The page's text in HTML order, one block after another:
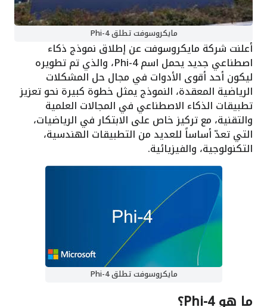
مايكروسوفت تطلق Phi-4
أعلنت شركة مايكروسوفت عن إطلاق نموذج ذكاء
اصطناعي جديد يحمل اسم Phi-4، والذي تم تطويره
ليكون أحد أقوى الأدوات في مجال حل المشكلات
الرياضية المعقدة، النموذج يمثل خطوة كبيرة نحو تعزيز
تطبيقات الذكاء الاصطناعي في المجالات العلمية
والتقنية، مع تركيز خاص على الابتكار في الرياضيات،
التي تعدّ أساساً للعديد من التطبيقات الهندسية،
التكنولوجية، والفيزيائية.
مايكروسوفت تطلق Phi-4
ما هو Phi-4؟